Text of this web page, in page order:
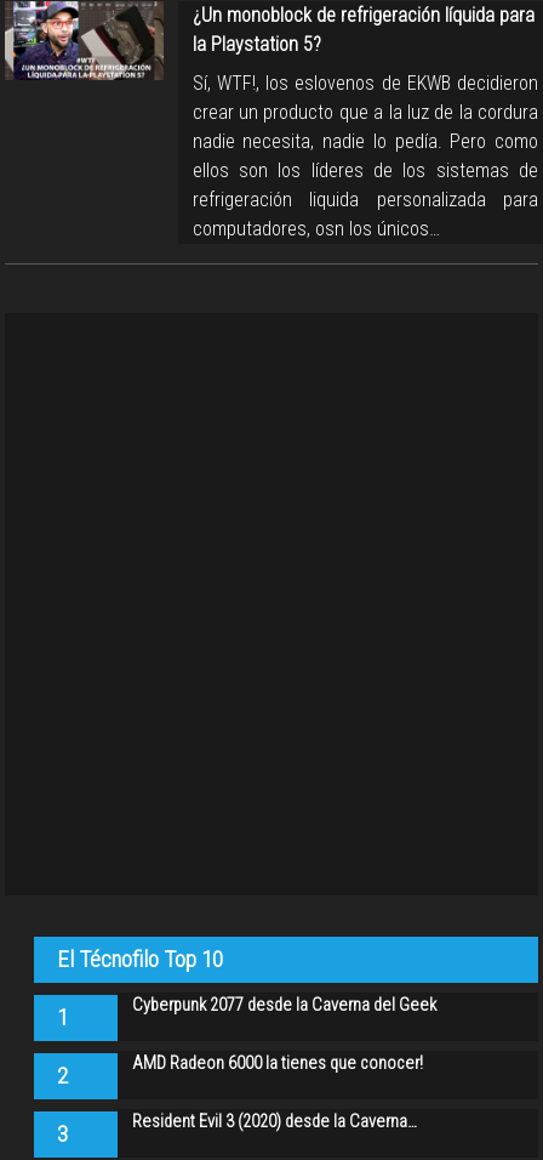
¿Un monoblock de refrigeración líquida para
la Playstation 5?
Sí, WTF!, los eslovenos de EKWB decidieron
crear un producto que a la luz de la cordura
nadie necesita, nadie lo pedía. Pero como
ellos son los líderes de los sistemas de
refrigeración liquida personalizada para
computadores, osn los únicos…
El Técnofilo Top 10
1 Cyberpunk 2077 desde la Caverna del Geek
2 AMD Radeon 6000 la tienes que conocer!
3 Resident Evil 3 (2020) desde la Caverna…